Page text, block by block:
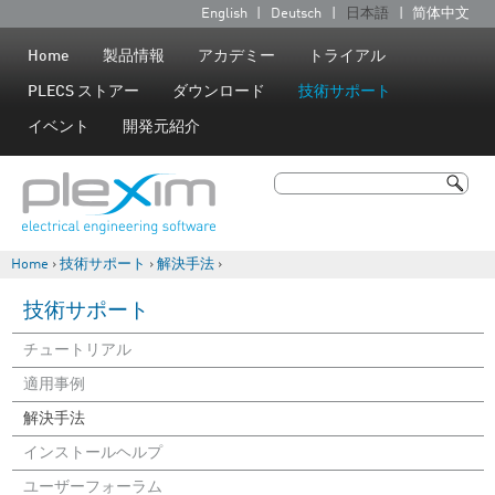
Jump to navigation
言
語
English Deutsch 日本語 简体中文
Home 製品情報 アカデミー トライアル
PLECS ストアー ダウンロード 技術サポート
イベント 開発元紹介
検索
現在地
Home › 技術サポート › 解決手法 ›
技術サポート
チュートリアル
適用事例
解決手法
インストールヘルプ
ユーザーフォーラム